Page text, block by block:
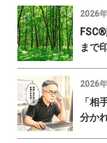
2026
まで
2026
「相
分か